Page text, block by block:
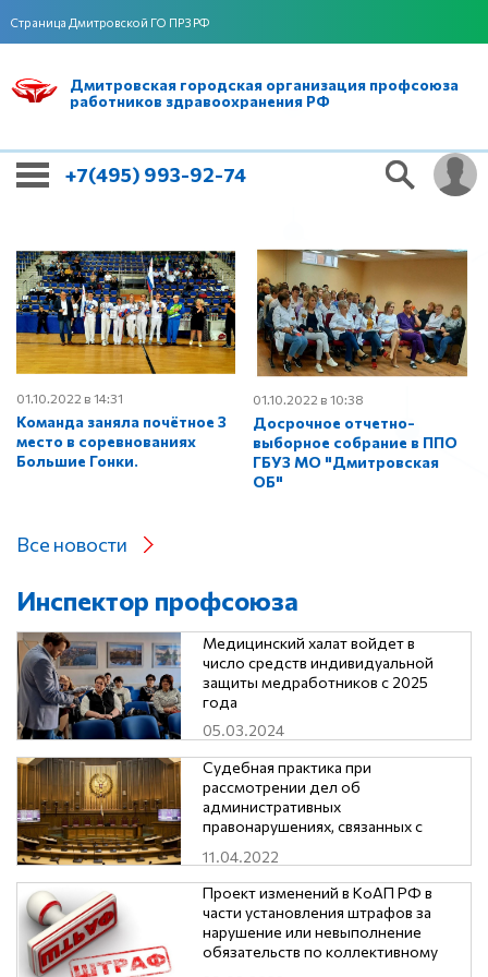
Страница Дмитровской ГО ПРЗ РФ
Дмитровская городская организация профсоюза
работников здравоохранения РФ
+7(495) 993-92-74
01.10.2022 в 14:31
Команда заняла почётное 3
место в соревнованиях
Большие Гонки.
01.10.2022 в 10:38
Досрочное отчетно-
выборное собрание в ППО
ГБУЗ МО "Дмитровская
ОБ"
Все новости
Инспектор профсоюза
Медицинский халат войдет в
число средств индивидуальной
защиты медработников с 2025
года
05.03.2024
Судебная практика при
рассмотрении дел об
административных
правонарушениях, связанных с
законодательства и иных
нормативных правовых актов
11.04.2022
Проект изменений в КоАП РФ в
части установления штрафов за
нарушение или невыполнение
обязательств по коллективному